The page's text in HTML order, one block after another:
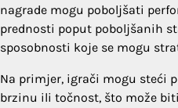
nagrade mogu poboljšati
prednosti poput poboljšanih
sposobnosti koje se mogu
Na primjer, igrači mogu steći
brzinu ili točnost, što može